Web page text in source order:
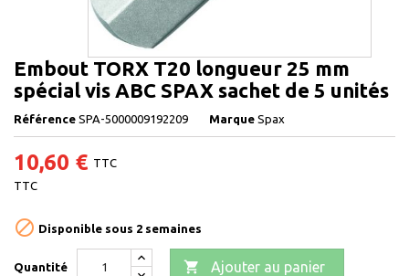
Embout TORX T20 longueur 25 mm
spécial vis ABC SPAX sachet de 5 unités
Référence SPA-5000009192209 Marque Spax
10,60 € TTC
TTC
 Disponible sous 2 semaines
Quantité  Ajouter au panier